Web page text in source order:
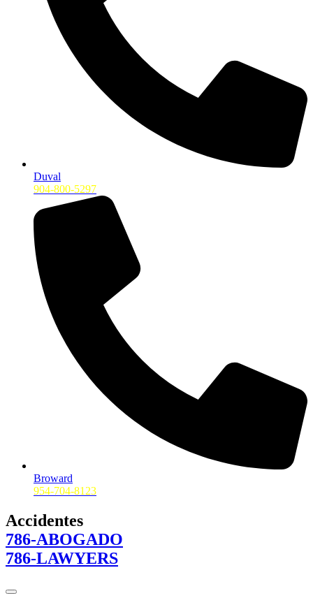
Duval
904-800-5297
Broward
954-704-8123
Accidentes
786-ABOGADO
786-LAWYERS